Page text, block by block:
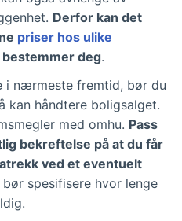
Derfor kan det
priser hos ulike
deg.
i nærmeste fremtid, bør du
kan håndtere boligsalget.
med omhu. Pass
bekreftelse på at du får
ved et eventuelt
bør spesifisere hvor lenge